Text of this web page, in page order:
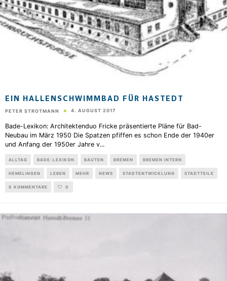
EIN HALLENSCHWIMMBAD FÜR HASTEDT
PETER STROTMANN 4. AUGUST 2017
Bade-Lexikon: Architektenduo Fricke präsentierte Pläne für Bad-
Neubau im März 1950 Die Spatzen pfiffen es schon Ende der 1940er
und Anfang der 1950er Jahre v...
ALLTAG BADE-LEXIKON BAUTEN BREMEN BREMEN INTERN
HEMELINGEN LEBEN MEHR NEWS STADTENTWICKLUNG STADTTEILE
0 KOMMENTARE 0